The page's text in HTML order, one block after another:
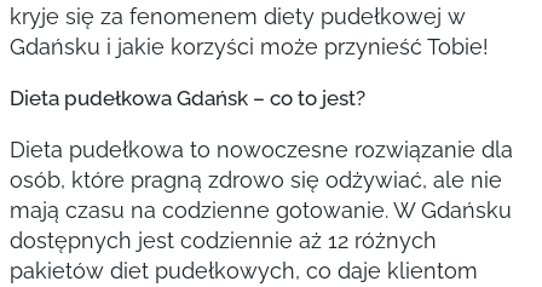
kryje się za fenomenem diety pudełkowej w
Gdańsku i jakie korzyści może przynieść Tobie!
Dieta pudełkowa Gdańsk – co to jest?
Dieta pudełkowa to nowoczesne rozwiązanie dla
osób, które pragną zdrowo się odżywiać, ale nie
mają czasu na codzienne gotowanie. W Gdańsku
dostępnych jest codziennie aż 12 różnych
pakietów diet pudełkowych, co daje klientom